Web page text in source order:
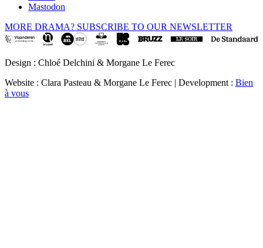
Mastodon
MORE DRAMA? SUBSCRIBE TO OUR NEWSLETTER
Design : Chloé Delchini & Morgane Le Ferec
Website : Clara Pasteau & Morgane Le Ferec | Development : Bien
à vous